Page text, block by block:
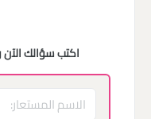
اكتب سؤالك الآن